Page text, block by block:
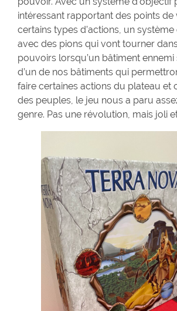
intéressant rapportant des points de
certains types d’actions, un
avec des pions qui vont tourner
pouvoirs lorsqu’un bâtiment
d’un de nos bâtiments qui
faire certaines actions du plateau et
des peuples, le jeu nous a paru
genre. Pas une révolution, mais joli